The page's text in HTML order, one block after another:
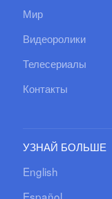
Мир
Видеоролики
Телесериалы
Контакты
УЗНАЙ БОЛЬШЕ
English